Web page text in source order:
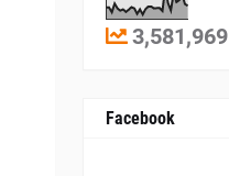
3,581,969
Facebook